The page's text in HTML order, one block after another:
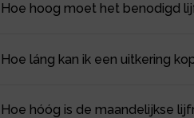
Hoe hoog moet het benodigd
Hoe láng kan ik een uitkering
Hoe hóóg is de maandelijkse